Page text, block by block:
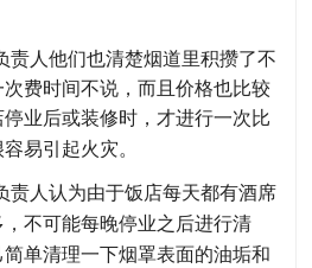
责人他们也清楚烟道里积攒了不
费时间不说，而且价格也比较
业后或装修时，才进行一次比
易引起火灾。
责人认为由于饭店每天都有酒席
不可能每晚停业之后进行清
单清理一下烟罩表面的油垢和